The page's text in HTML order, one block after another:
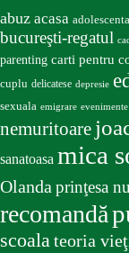
abuz acasa adolescenta
bucureşti-regatul
parenting carti pentru
cuplu delicatese depresie
sexuala emigrare
nemuritoare
sanatoasa mica
Olandaprinţesa
recomandă
scoalateoria